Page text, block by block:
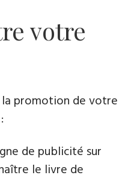
votre
la promotion de votre
de publicité sur
le livre de